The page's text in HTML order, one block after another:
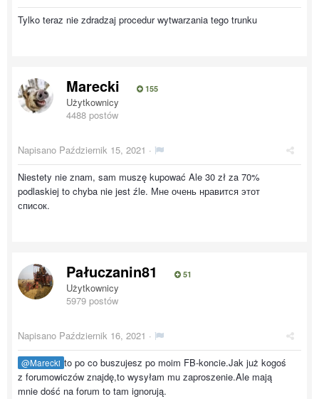
Tylko teraz nie zdradzaj procedur wytwarzania tego trunku
Marecki 155
Użytkownicy
4488 postów
Napisano Październik 15, 2021 ·
Niestety nie znam, sam muszę kupować Ale 30 zł za 70%
podlaskiej to chyba nie jest źle. Мне очень нравится этот
список.
Pałuczanin81 51
Użytkownicy
5979 postów
Napisano Październik 16, 2021 ·
@Marecki to po co buszujesz po moim FB-koncie.Jak już kogoś
z forumowiczów znajdę,to wysyłam mu zaproszenie.Ale mają
mnie dość na forum to tam ignorują.